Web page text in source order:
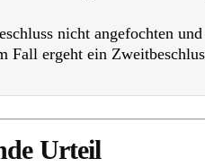
nicht angefochten
Fall ergeht ein
Urteil